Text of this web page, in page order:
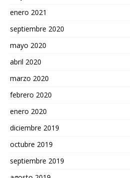
enero 2021
septiembre 2020
mayo 2020
abril 2020
marzo 2020
febrero 2020
enero 2020
diciembre 2019
octubre 2019
septiembre 2019